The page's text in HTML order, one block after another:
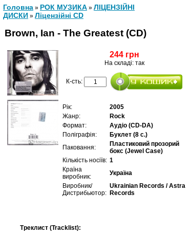
Головна » РОК МУЗИКА » ЛІЦЕНЗІЙНІ
ДИСКИ » Ліцензійні СD
Brown, Ian - The Greatest (CD)
244 грн
На складі: так
К-сть:
Рік:
2005
Жанр:
Rock
Формат:
Аудіо (CD-DA)
Поліграфія:
Буклет (8 с.)
Паковання:
Пластиковий прозорий
бокс (Jewel Case)
Кількість носіїв: 1
Країна
виробник:
Україна
Виробник/
Дистрибьютор:
Ukrainian Records / Astra
Records
Треклист (Tracklist):